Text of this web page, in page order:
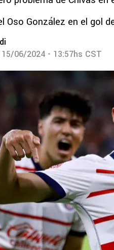
Oso González en el gol
06/2024 - 13:57hs CST